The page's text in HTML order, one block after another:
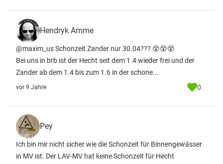
Hendryk Amme
@maxim_us Schonzeit Zander nur 30.04??? 😵😵😵
Bei uns in brb ist der Hecht seit dem 1.4 wieder frei und der
Zander ab dem 1.4 bis zum 1.6 in der schone...
vor 9 Jahre 0
Pey
Ich bin mir nicht sicher wie die Schonzeit für Binnengewässer
in MV ist. Der LAV-MV hat keine Schonzeit für Hecht